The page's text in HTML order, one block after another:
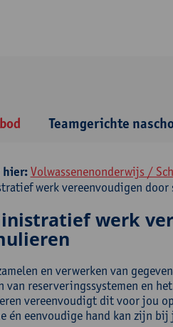
Teamgerichte
hier:Volwassenenonderwijs /
werk vereenvoudigen
werk
en verwerken van
van reserveringssystemen en
vereenvoudigt dit voor jou
én eenvoudige hand kan zijn